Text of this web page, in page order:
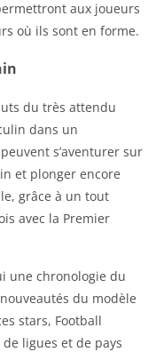
aux joueurs
où ils sont en forme.
du très attendu
dans un
s’aventurer sur
et plonger encore
grâce à un tout
avec la Premier
une chronologie du
du modèle
stars, Football
ligues et de pays